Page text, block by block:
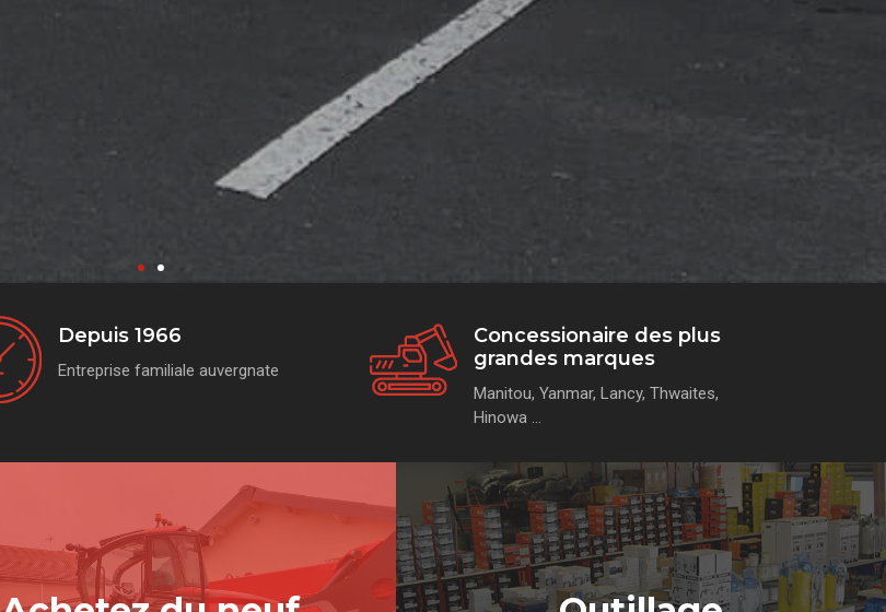
Depuis 1966
Entreprise familiale auvergnate
Concessionaire des plus
grandes marques
Manitou, Yanmar, Lancy, Thwaites,
Hinowa …